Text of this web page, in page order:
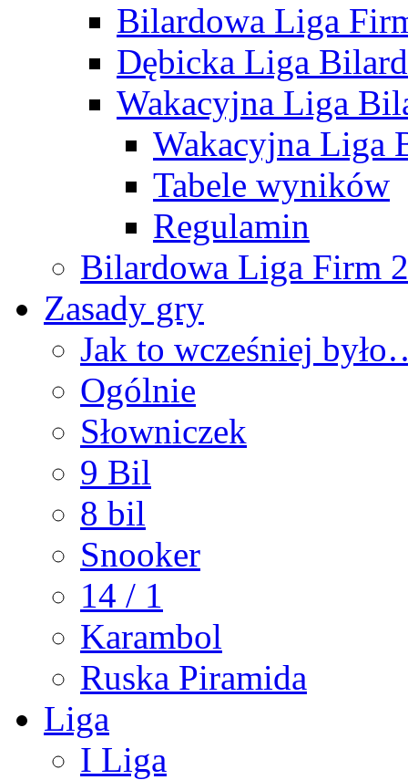
Bilardowa Liga
Dębicka Liga
Wakacyjna Liga
Wakacyjna Liga
Tabele wyników
Regulamin
Bilardowa Liga Firm
Zasady gry
Jak to wcześniej
Ogólnie
Słowniczek
9 Bil
8 bil
Snooker
14 / 1
Karambol
Ruska Piramida
Liga
I Liga